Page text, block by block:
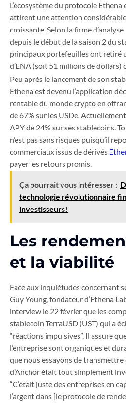
L’écosystème du protocole Ethena
attirent une attention
croissante. Selon la firme
depuis le début de la saison 2 du
principaux portefeuilles ont retiré
d’ENA (soit 51 millions de dollars)
Peu après le lancement de son
Ethena est devenu l’application
rentable du monde crypto en
de 67% sur les USDe.
APY de 24% sur ses stablecoins.
n’est pas sans risques puisqu’il
commerciaux issus de dérivés
payer les retours promis.
Ça pourrait vous intéresser :
technologie révolutionnaire
investisseurs!
Les
et la viabilité
Face aux inquiétudes concernant
Guy Young, fondateur d’Ethena
interview le 22 février que les
stablecoin TerraUSD (UST) qui a
“réactions impulsives”. Il assure
l’entreprise sont organiques et
que nous essayons de
d’Anchor était tout simplement
“C’était juste des entreprises en
l’argent dans [le protocole de